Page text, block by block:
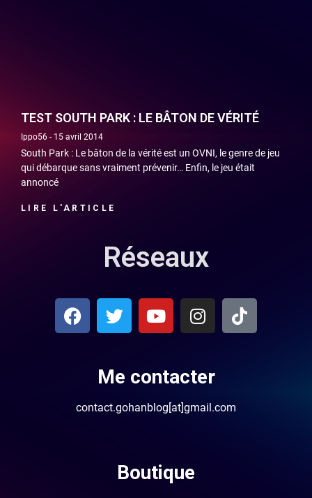
TEST SOUTH PARK : LE BÂTON DE VÉRITÉ
Ippo56 15 avril 2014
South Park : Le bâton de la vérité est un OVNI, le genre de jeu
qui débarque sans vraiment prévenir… Enfin, le jeu était
annoncé
LIRE L'ARTICLE
Réseaux
Me contacter
contact.gohanblog[at]gmail.com
Boutique